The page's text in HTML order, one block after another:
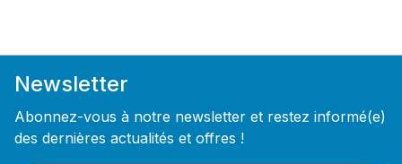
Newsletter
Abonnez-vous à notre newsletter et restez informé(e)
des dernières actualités et offres !